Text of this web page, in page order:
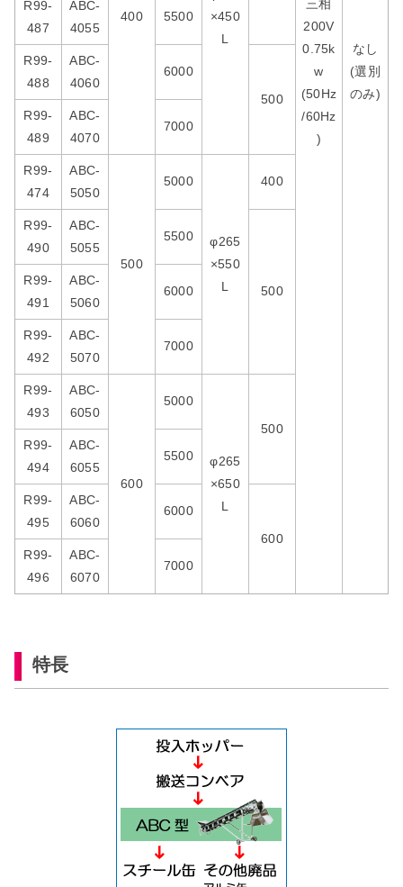
三相
200V
0.75k
w
(50Hz
/60Hz
)
なし
(選別
のみ)
400
×450
L
R99-
487
ABC-
4055
5500
R99-
488
ABC-
4060
6000
500
R99-
489
ABC-
4070
7000
R99-
474
ABC-
5050
500
5000
φ265
×550
L
400
R99-
490
ABC-
5055
5500
500
R99-
491
ABC-
5060
6000
R99-
492
ABC-
5070
7000
R99-
493
ABC-
6050
600
5000
φ265
×650
L
500
R99-
494
ABC-
6055
5500
R99-
495
ABC-
6060
6000
600
R99-
496
ABC-
6070
7000
特長